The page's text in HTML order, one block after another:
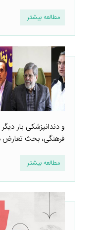
مطالعه بیشتر
و دندانپزشکی بار
فرهنگی، بحث تعارض
مطالعه بیشتر